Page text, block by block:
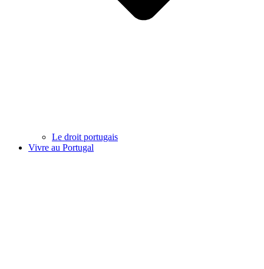
Le droit portugais
Vivre au Portugal